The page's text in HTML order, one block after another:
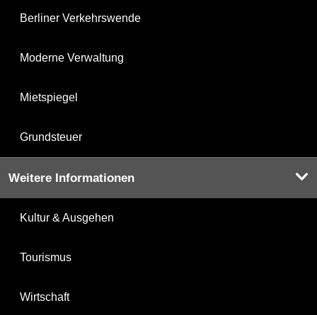
Berliner Verkehrswende
Moderne Verwaltung
Mietspiegel
Grundsteuer
Weitere Informationen
Kultur & Ausgehen
Tourismus
Wirtschaft